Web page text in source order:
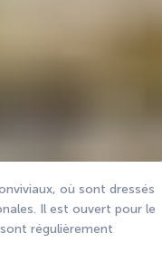
où sont dressés
Il est ouvert pour le
régulièrement